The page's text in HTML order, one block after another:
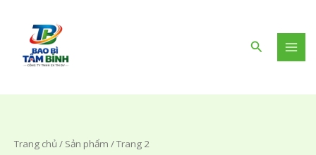
dung
Tìm
kiếm
Trang chủ / Sản phẩm / Trang 2